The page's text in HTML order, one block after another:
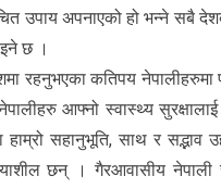
उपाय अपनाएको हो भन्ने सबै
छ ।
रहनुभएका कतिपय
आफ्नो स्वास्थ्य सुरक्षालाई
सहानुभूति, साथ र सद्भाव
छन् । गैरआवासीय